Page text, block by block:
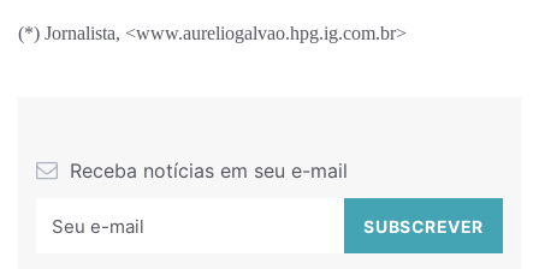
(*) Jornalista, <www.aureliogalvao.hpg.ig.com.br>
Receba notícias em seu e-mail